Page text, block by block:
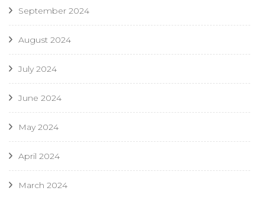
September 2024
August 2024
July 2024
June 2024
May 2024
April 2024
March 2024